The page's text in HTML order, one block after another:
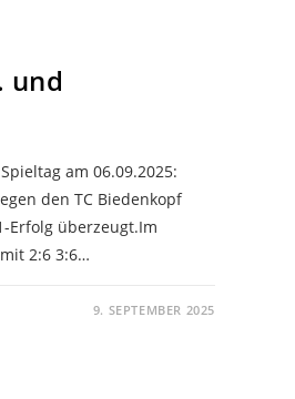
und
am 06.09.2025:
den TC Biedenkopf
Erfolg überzeugt.Im
2:6 3:6…
9. SEPTEMBER 2025